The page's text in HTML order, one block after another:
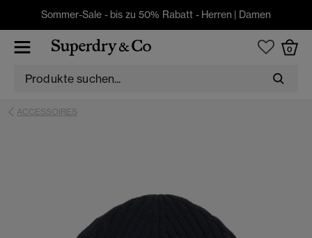
Sommer-Sale - bis zu 50% Rabatt - Herren | Damen
0
ACCESSOIRES